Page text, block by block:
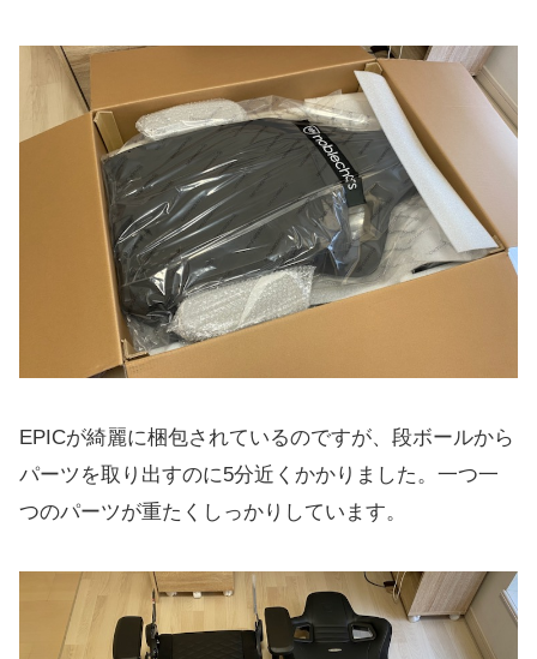
EPICが綺麗に梱包されているのですが、段ボールから
パーツを取り出すのに5分近くかかりました。一つ一
つのパーツが重たくしっかりしています。